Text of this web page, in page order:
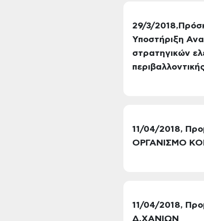
29/3/
Υποστήριξη
στρατηγικών
11/04/2018,
ΟΡΓΑΝΙΣΜΟ
11/04/2018,
Δ.ΧΑΝΙΩΝ